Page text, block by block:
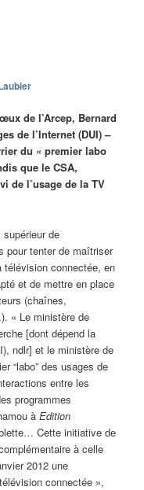
de l’Arcep, Bernard
de l’Internet (DUI) –
du « premier labo
que le CSA,
de l’usage de la TV
de
pour tenter de maîtriser
connectée, en
et de mettre en place
(chaînes,
« Le ministère de
[dont dépend la
ndlr] et le ministère de
“labo” des usages de
entre les
programmes
à Edition
Cette initiative de
à celle
2012 une
connectée »,